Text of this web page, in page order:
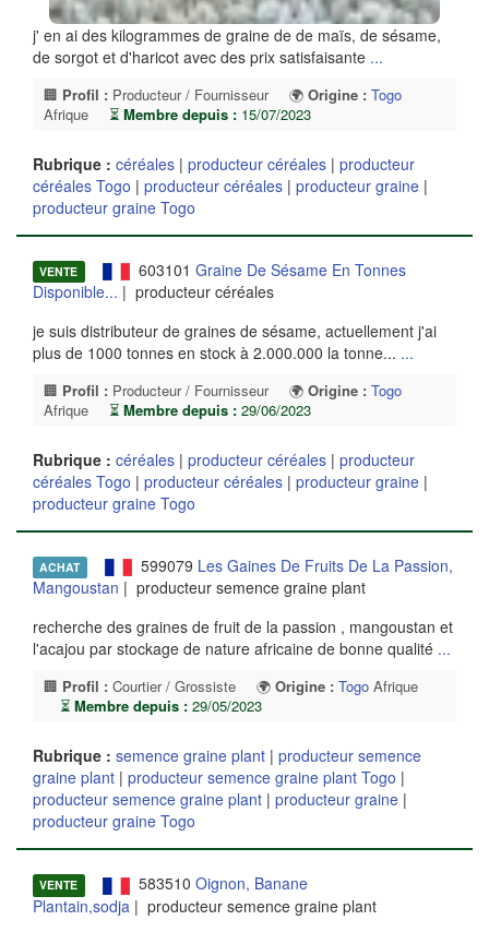
j' en ai des kilogrammes de graine de de maïs, de sésame,
de sorgot et d'haricot avec des prix satisfaisante ...
🏢 Profil : Producteur / Fournisseur 🌍 Origine : Togo
Afrique
⏳ Membre depuis : 15/07/2023
Rubrique : céréales | producteur céréales | producteur
céréales Togo | producteur céréales | producteur graine |
producteur graine Togo
VENTE 603101 Graine De Sésame En Tonnes
Disponible... | producteur céréales
je suis distributeur de graines de sésame, actuellement j'ai
plus de 1000 tonnes en stock à 2.000.000 la tonne... ...
🏢 Profil : Producteur / Fournisseur 🌍 Origine : Togo
Afrique
⏳ Membre depuis : 29/06/2023
Rubrique : céréales | producteur céréales | producteur
céréales Togo | producteur céréales | producteur graine |
producteur graine Togo
ACHAT 599079 Les Gaines De Fruits De La Passion,
Mangoustan | producteur semence graine plant
recherche des graines de fruit de la passion , mangoustan et
l'acajou par stockage de nature africaine de bonne qualité ...
🏢 Profil : Courtier / Grossiste 🌍 Origine : Togo Afrique
⏳ Membre depuis : 29/05/2023
Rubrique : semence graine plant | producteur semence
graine plant | producteur semence graine plant Togo |
producteur semence graine plant | producteur graine |
producteur graine Togo
VENTE 583510 Oignon, Banane
Plantain,sodja | producteur semence graine plant